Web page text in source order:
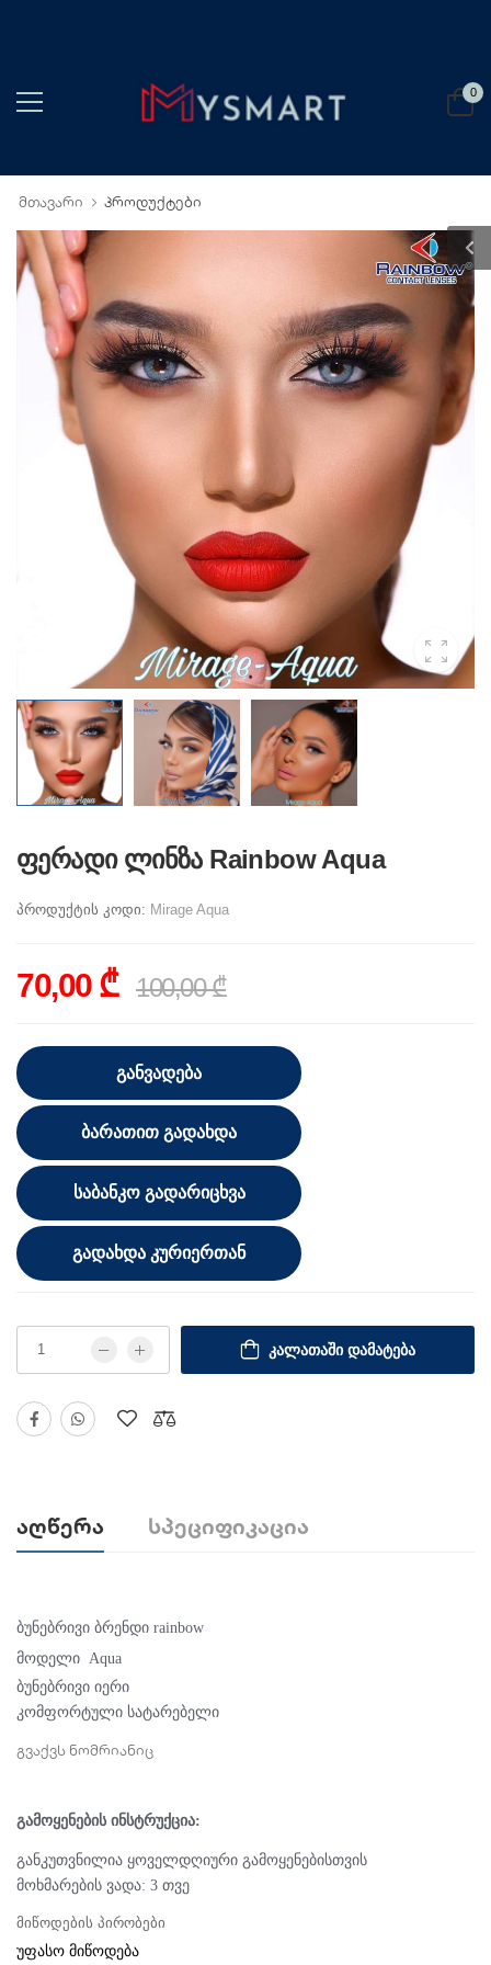
0
მთავარი პროდუქტები
ფერადი ლინზა Rainbow Aqua
პროდუქტის კოდი: Mirage Aqua
70,00 ₾ 100,00 ₾
ᲒᲐᲜᲕᲐᲓᲔᲑᲐ
ᲑᲐᲠᲐᲗᲘᲗ ᲒᲐᲓᲐᲮᲓᲐ
ᲡᲐᲑᲐᲜᲙᲝ ᲒᲐᲓᲐᲠᲘᲪᲮᲕᲐ
ᲒᲐᲓᲐᲮᲓᲐ ᲙᲣᲠᲘᲔᲠᲗᲐᲜ
ᲙᲐᲚᲐᲗᲐᲨᲘ ᲓᲐᲛᲐᲢᲔᲑᲐ
Აღწერა Სპეციფიკაცია
ბუნებრივი ბრენდი rainbow
მოდელი Aqua
ბუნებრივი იერი
კომფორტული სატარებელი
გვაქვს ნომრიანიც
გამოყენების ინსტრუქცია:
განკუთვნილია ყოველდღიური გამოყენებისთვის
მოხმარების ვადა: 3 თვე
მიწოდების პირობები
უფასო მიწოდება